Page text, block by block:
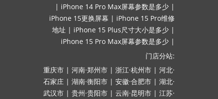
| iPhone 14 Pro Max屏幕参数是多少 |
iPhone 15更换屏幕 | iPhone 15 Pro维修
地址 | iPhone 15 Plus尺寸大小是多少 |
iPhone 15 Pro Max屏幕参数是多少 |
门店分站:
重庆市 | 河南·郑州市 | 浙江·杭州市 | 河北·
石家庄 | 湖南·衡阳市 | 安徽·合肥市 | 湖北·
武汉市 | 贵州·贵阳市 | 云南·昆明市 | 江苏·